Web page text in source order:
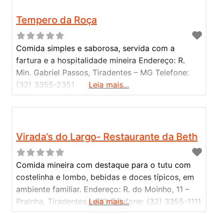
dia
Tempero da Roça
Comida simples e saborosa, servida com a
fartura e a hospitalidade mineira Endereço: R.
Min. Gabriel Passos, Tiradentes – MG Telefone:
(32) 3355-2351
Leia mais...
Virada’s do Largo- Restaurante da Beth
Comida mineira com destaque para o tutu com
costelinha e lombo, bebidas e doces típicos, em
ambiente familiar. Endereço: R. do Moinho, 11 –
Prainha, Tiradentes – MG Telefone: (32) 3355-1111
Leia mais...